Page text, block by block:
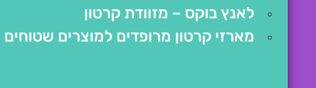
לאנץ בוקס – מזוודת קרטון
מארזי קרטון מרופדים למוצרים שטוחים